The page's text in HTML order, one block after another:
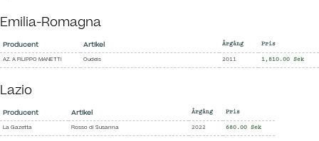
Emilia-Romagna
Producent Artikel Årgång Pris
AZ. A FILIPPO MANETTI Oudeis 2011 1,810.00 Sek
Lazio
Producent Artikel Årgång Pris
La Gazetta Rosso di Susanna 2022 680.00 Sek